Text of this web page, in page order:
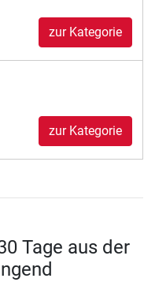
zur Kategorie
zur Kategorie
Tage aus der